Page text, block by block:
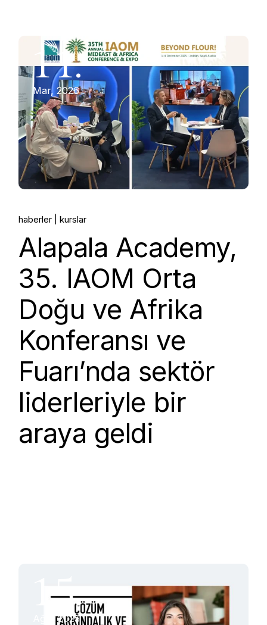
11.
Mar, 2026
haberler kurslar
Alapala Academy,
35. IAOM Orta
Doğu ve Afrika
Konferansı ve
Fuarı’nda sektör
liderleriyle bir
araya geldi
15.
Ağu, 2025